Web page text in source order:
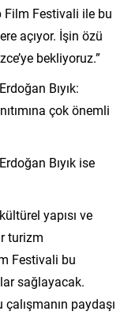
Festivali ile bu
açıyor. İşin özü
bekliyoruz.”
Bıyık:
çok önemli
Bıyık ise
yapısı ve
turizm
Festivali bu
sağlayacak.
paydaşı